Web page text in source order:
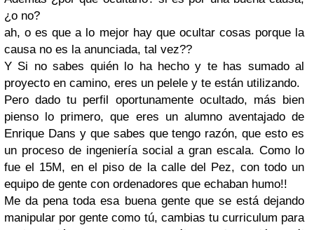
¿o no?
ah, o es que a lo mejor hay que ocultar cosas porque la
causa no es la anunciada, tal vez??
Y Si no sabes quién lo ha hecho y te has sumado al
proyecto en camino, eres un pelele y te están utilizando.
Pero dado tu perfil oportunamente ocultado, más bien
pienso lo primero, que eres un alumno aventajado de
Enrique Dans y que sabes que tengo razón, que esto es
un proceso de ingeniería social a gran escala. Como lo
fue el 15M, en el piso de la calle del Pez, con todo un
equipo de gente con ordenadores que echaban humo!!
Me da pena toda esa buena gente que se está dejando
manipular por gente como tú, cambias tu curriculum para